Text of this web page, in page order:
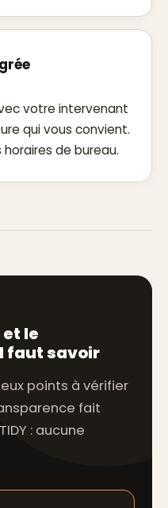
votre intervenant
qui vous convient.
de bureau.
le
faut savoir
points à vérifier
fait
: aucune